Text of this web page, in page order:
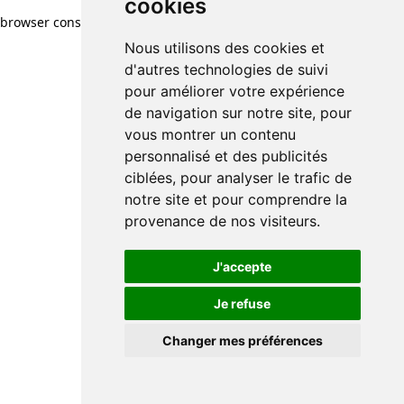
cookies
Nous utilisons des cookies et
d'autres technologies de suivi
pour améliorer votre expérience
de navigation sur notre site, pour
vous montrer un contenu
personnalisé et des publicités
ciblées, pour analyser le trafic de
notre site et pour comprendre la
provenance de nos visiteurs.
J'accepte
Je refuse
Changer mes préférences
browser console for more information)